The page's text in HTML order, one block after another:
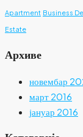
Apartment Business
Estate
Архиве
новембар
март 2016
јануар 2016